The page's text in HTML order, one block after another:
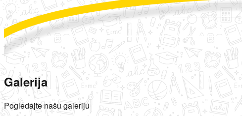
Galerija
Pogledajte našu galeriju